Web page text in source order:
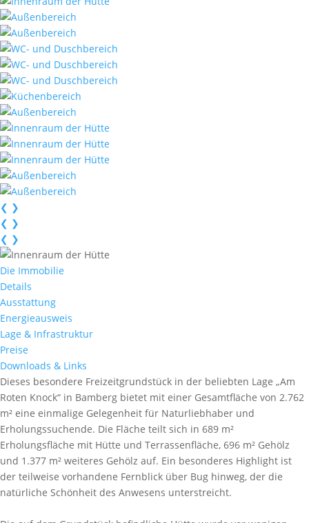
❮ ❯
❮ ❯
❮ ❯
Die Immobilie
Details
Ausstattung
Energieausweis
Lage & Infrastruktur
Preise
Downloads & Links
Dieses besondere Freizeitgrundstück in der beliebten Lage „Am
Roten Knock“ in Bamberg bietet mit einer Gesamtfläche von 2.762
m² eine einmalige Gelegenheit für Naturliebhaber und
Erholungssuchende. Die Fläche teilt sich in 689 m²
Erholungsfläche mit Hütte und Terrassenfläche, 696 m² Gehölz
und 1.377 m² weiteres Gehölz auf. Ein besonderes Highlight ist
der teilweise vorhandene Fernblick über Bug hinweg, der die
natürliche Schönheit des Anwesens unterstreicht.